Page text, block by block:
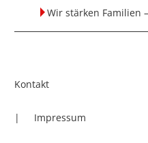
Wir stärken Familien
Kontakt
Impressum